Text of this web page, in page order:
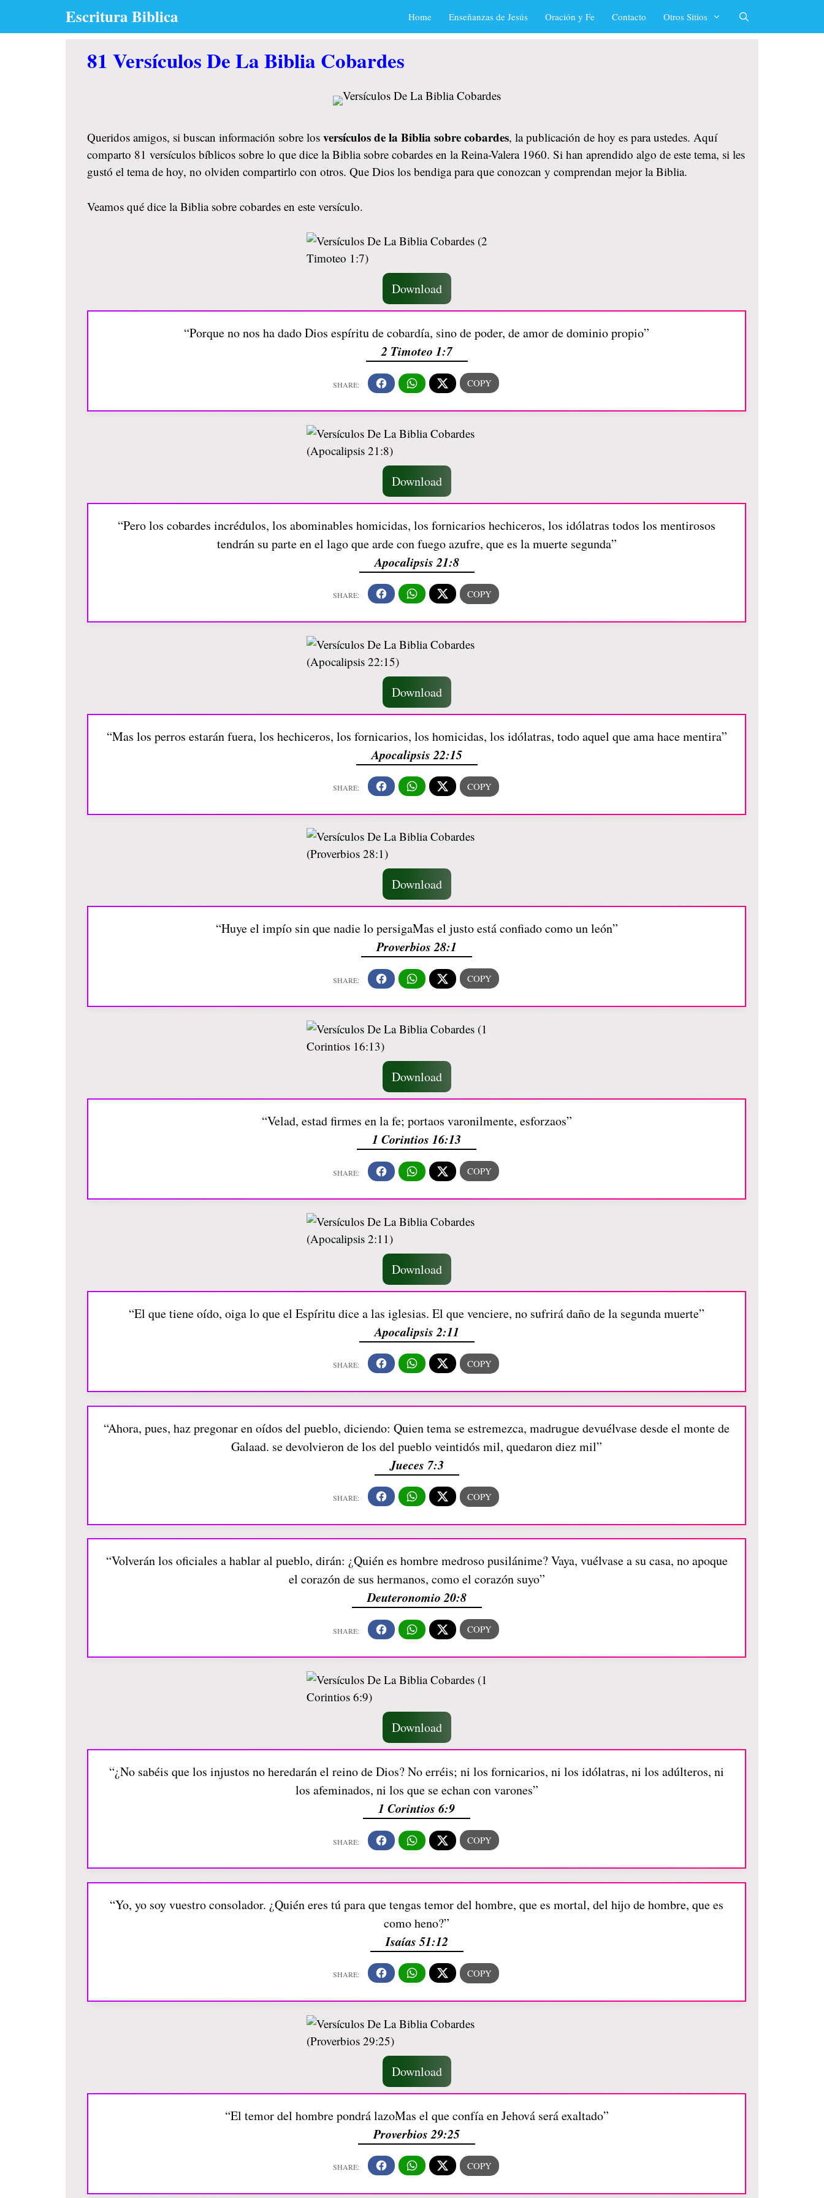
Escritura Biblica Home Enseñanzas de Jesús Oración y Fe Contacto Otros Sitios
81 Versículos De La Biblia Cobardes
Queridos amigos, si buscan información sobre los versículos de la Biblia sobre cobardes, la publicación de hoy es para ustedes. Aquí
comparto 81 versículos bíblicos sobre lo que dice la Biblia sobre cobardes en la Reina-Valera 1960. Si han aprendido algo de este tema, si les
gustó el tema de hoy, no olviden compartirlo con otros. Que Dios los bendiga para que conozcan y comprendan mejor la Biblia.
Veamos qué dice la Biblia sobre cobardes en este versículo.
Download
“Porque no nos ha dado Dios espíritu de cobardía, sino de poder, de amor de dominio propio”
2 Timoteo 1:7
Download
“Pero los cobardes incrédulos, los abominables homicidas, los fornicarios hechiceros, los idólatras todos los mentirosos
tendrán su parte en el lago que arde con fuego azufre, que es la muerte segunda”
Apocalipsis 21:8
Download
“Mas los perros estarán fuera, los hechiceros, los fornicarios, los homicidas, los idólatras, todo aquel que ama hace mentira”
Apocalipsis 22:15
Download
“Huye el impío sin que nadie lo persigaMas el justo está confiado como un león”
Proverbios 28:1
Download
“Velad, estad firmes en la fe; portaos varonilmente, esforzaos”
1 Corintios 16:13
Download
“El que tiene oído, oiga lo que el Espíritu dice a las iglesias. El que venciere, no sufrirá daño de la segunda muerte”
Apocalipsis 2:11
“Ahora, pues, haz pregonar en oídos del pueblo, diciendo: Quien tema se estremezca, madrugue devuélvase desde el monte de
Galaad. se devolvieron de los del pueblo veintidós mil, quedaron diez mil”
Jueces 7:3
“Volverán los oficiales a hablar al pueblo, dirán: ¿Quién es hombre medroso pusilánime? Vaya, vuélvase a su casa, no apoque
el corazón de sus hermanos, como el corazón suyo”
Deuteronomio 20:8
Download
“¿No sabéis que los injustos no heredarán el reino de Dios? No erréis; ni los fornicarios, ni los idólatras, ni los adúlteros, ni
los afeminados, ni los que se echan con varones”
1 Corintios 6:9
“Yo, yo soy vuestro consolador. ¿Quién eres tú para que tengas temor del hombre, que es mortal, del hijo de hombre, que es
como heno?”
Isaías 51:12
Download
“El temor del hombre pondrá lazoMas el que confía en Jehová será exaltado”
Proverbios 29:25